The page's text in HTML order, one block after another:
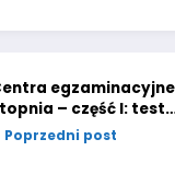
– część I: test
Poprzedni post